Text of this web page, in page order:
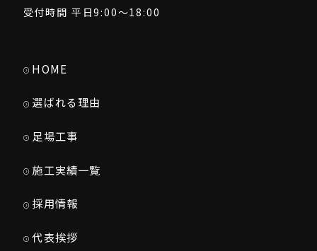
受付時間 平日9:00～18:00
HOME
選ばれる理由
足場工事
施工実績一覧
採用情報
代表挨拶